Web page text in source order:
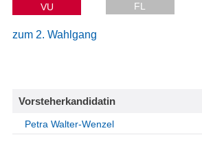
VU FL
zum 2. Wahlgang
Vorsteherkandidatin
Petra Walter-Wenzel